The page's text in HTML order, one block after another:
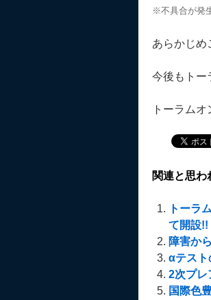
※不具合が発
あらかじめ
今後もトー
トーラム
関連と思わ
トーラ
て開設!!
障害か
αテスト
2次プレ
国際色